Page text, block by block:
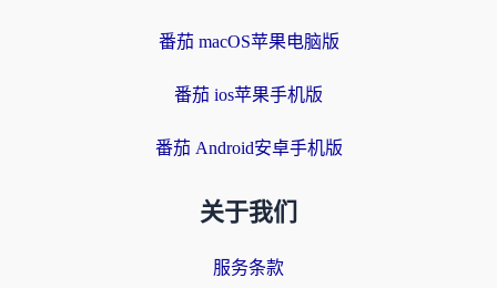
番茄 macOS苹果电脑版
番茄 ios苹果手机版
番茄 Android安卓手机版
关于我们
服务条款